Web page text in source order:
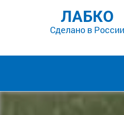
ЛАБКО
Сделано в России